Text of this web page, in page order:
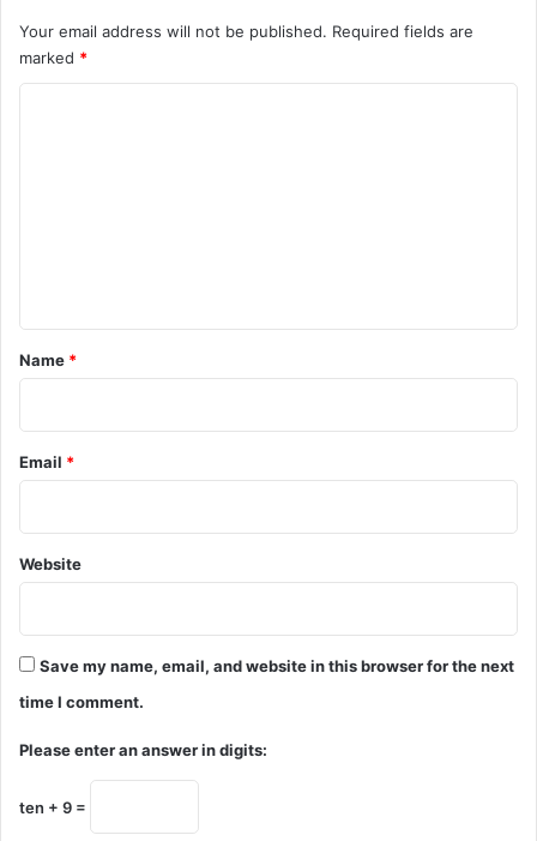
Your email address will not be published. Required fields are
marked *
*
Name *
Email *
Website
Save my name, email, and website in this browser for the next
time I comment.
Please enter an answer in digits:
ten + 9 =